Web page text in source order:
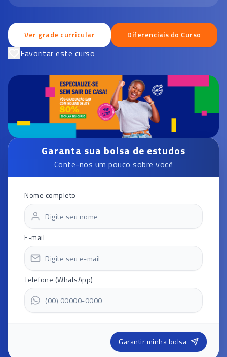
Ver grade curricular Diferenciais do Curso
Favoritar este curso
Garanta sua bolsa de estudos
Conte-nos um pouco sobre você
Nome completo
E-mail
Telefone (WhatsApp)
Garantir minha bolsa